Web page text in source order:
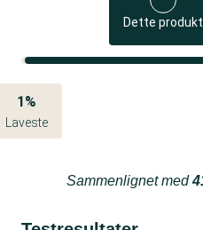
Dette produkt
1%
Laveste
Sammenlignet med